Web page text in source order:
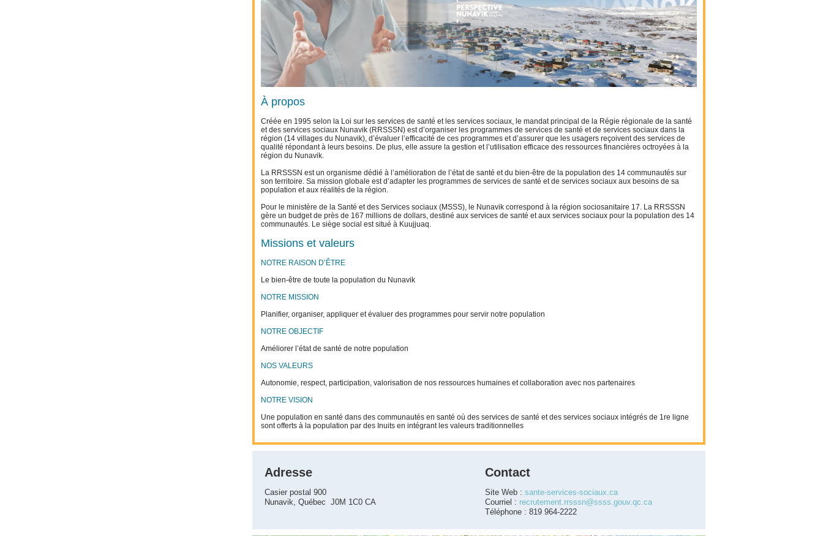
À propos
Créée en 1995 selon la Loi sur les services de santé et les services sociaux, le mandat principal de la Régie régionale de la santé
et des services sociaux Nunavik (RRSSSN) est d’organiser les programmes de services de santé et de services sociaux dans la
région (14 villages du Nunavik), d’évaluer l’efficacité de ces programmes et d’assurer que les usagers reçoivent des services de
qualité répondant à leurs besoins. De plus, elle assure la gestion et l’utilisation efficace des ressources financières octroyées à la
région du Nunavik.
La RRSSSN est un organisme dédié à l’amélioration de l’état de santé et du bien-être de la population des 14 communautés sur
son territoire. Sa mission globale est d’adapter les programmes de services de santé et de services sociaux aux besoins de sa
population et aux réalités de la région.
Pour le ministère de la Santé et des Services sociaux (MSSS), le Nunavik correspond à la région sociosanitaire 17. La RRSSSN
gère un budget de près de 167 millions de dollars, destiné aux services de santé et aux services sociaux pour la population des 14
communautés. Le siège social est situé à Kuujjuaq.
Missions et valeurs
NOTRE RAISON D’ÊTRE
Le bien-être de toute la population du Nunavik
NOTRE MISSION
Planifier, organiser, appliquer et évaluer des programmes pour servir notre population
NOTRE OBJECTIF
Améliorer l’état de santé de notre population
NOS VALEURS
Autonomie, respect, participation, valorisation de nos ressources humaines et collaboration avec nos partenaires
NOTRE VISION
Une population en santé dans des communautés en santé où des services de santé et des services sociaux intégrés de 1re ligne
sont offerts à la population par des Inuits en intégrant les valeurs traditionnelles
Adresse
Casier postal 900
Nunavik, Québec J0M 1C0 CA
Contact
Site Web : sante-services-sociaux.ca
Courriel : recrutement.rrsssn@ssss.gouv.qc.ca
Téléphone : 819 964-2222